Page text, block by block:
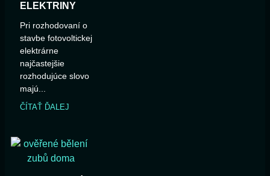
ELEKTRINY
Pri rozhodovaní o
stavbe fotovoltickej
elektrárne
najčastejšie
rozhodujúce slovo
majú...
ČÍTAŤ ĎALEJ